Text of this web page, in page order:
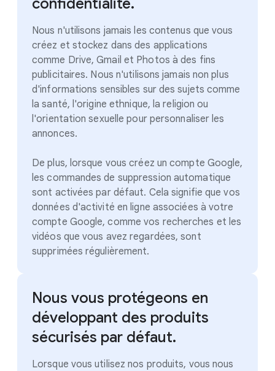
confidentialité.
Nous n'utilisons jamais les contenus que vous
créez et stockez dans des applications
comme Drive, Gmail et Photos à des fins
publicitaires. Nous n'utilisons jamais non plus
d'informations sensibles sur des sujets comme
la santé, l'origine ethnique, la religion ou
l'orientation sexuelle pour personnaliser les
annonces.
De plus, lorsque vous créez un compte Google,
les commandes de suppression automatique
sont activées par défaut. Cela signifie que vos
données d'activité en ligne associées à votre
compte Google, comme vos recherches et les
vidéos que vous avez regardées, sont
supprimées régulièrement.
Nous vous protégeons en
développant des produits
sécurisés par défaut.
Lorsque vous utilisez nos produits, vous nous